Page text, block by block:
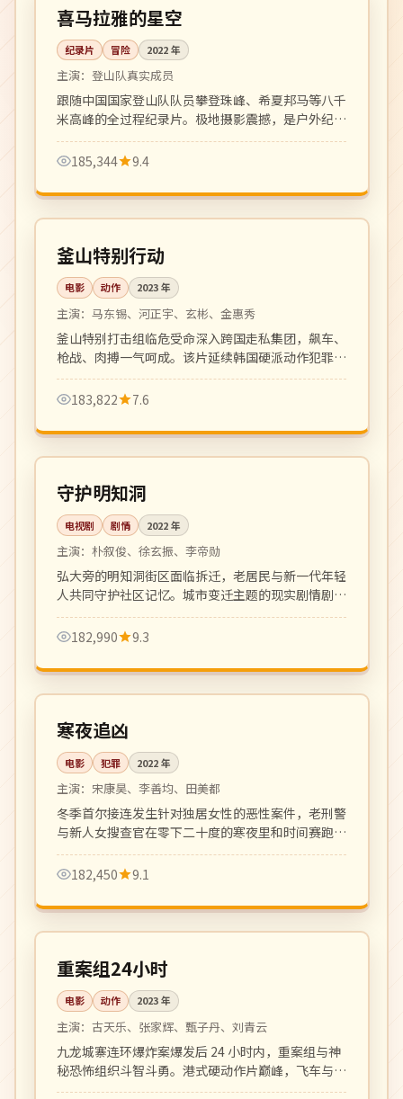
中国
喜马拉雅的星空
纪录片 冒险 2022年
主演： 登山队真实成员
跟随中国国家登山队队员攀登珠峰、希夏邦马等八千
米高峰的全过程纪录片。极地摄影震撼，是户外纪录
片的标杆之作。
185,344
9.4
韩国
院线 128 分钟
釜山特别行动
电影 动作 2023年
主演： 马东锡、河正宇、玄彬、金惠秀
釜山特别打击组临危受命深入跨国走私集团，飙车、
枪战、肉搏一气呵成。该片延续韩国硬派动作犯罪片
传统，是近年口碑动作大片代表作。
183,822
7.6
韩国
完结 全 16 集
守护明知洞
电视剧 剧情 2022年
主演： 朴叙俊、徐玄振、李帝勋
弘大旁的明知洞街区面临拆迁，老居民与新一代年轻
人共同守护社区记忆。城市变迁主题的现实剧情剧，
温情厚重。
182,990
9.3
韩国
院线 136 分钟
寒夜追凶
电影 犯罪 2022年
主演： 宋康昊、李善均、田美都
冬季首尔接连发生针对独居女性的恶性案件，老刑警
与新人女搜查官在零下二十度的寒夜里和时间赛跑。
氛围压抑写实，硬核犯罪片佳作。
182,450
9.1
中国
院线 133 分钟
重案组24小时
电影 动作 2023年
主演： 古天乐、张家辉、甄子丹、刘青云
九龙城寨连环爆炸案爆发后 24 小时内，重案组与神
秘恐怖组织斗智斗勇。港式硬动作片巅峰，飞车与枪
战戏精彩刺激。